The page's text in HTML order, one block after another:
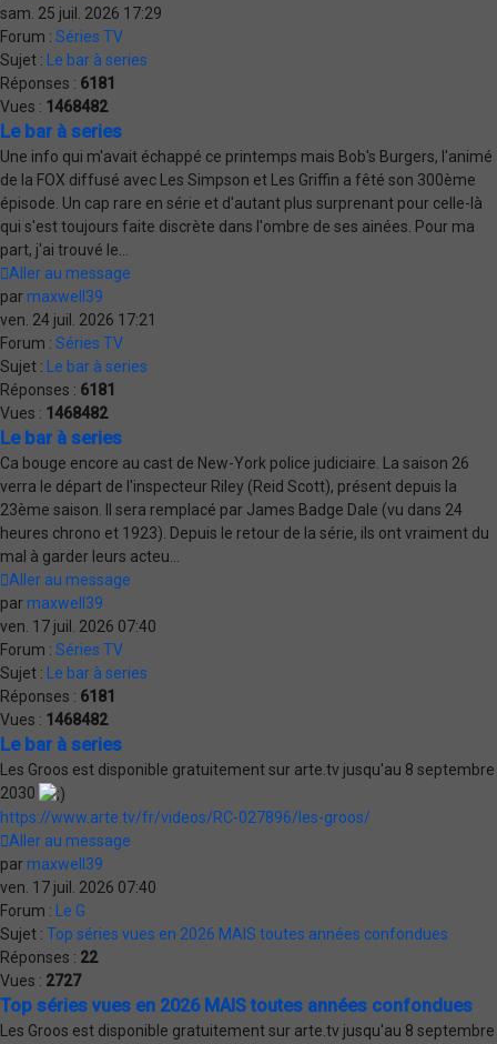
sam. 25 juil. 2026 17:29
Forum : Séries TV
Sujet :
Le bar à series
Réponses : 6181
Vues : 1468482
Le bar à series
Une info qui m'avait échappé ce printemps mais Bob's Burgers, l'animé
de la FOX diffusé avec Les Simpson et Les Griffin a fêté son 300ème
épisode. Un cap rare en série et d'autant plus surprenant pour celle-là
qui s'est toujours faite discrète dans l'ombre de ses ainées. Pour ma
part, j'ai trouvé le...
Aller au message
par maxwell39
ven. 24 juil. 2026 17:21
Forum : Séries TV
Sujet :
Le bar à series
Réponses : 6181
Vues : 1468482
Le bar à series
Ca bouge encore au cast de New-York police judiciaire. La saison 26
verra le départ de l'inspecteur Riley (Reid Scott), présent depuis la
23ème saison. Il sera remplacé par James Badge Dale (vu dans 24
heures chrono et 1923). Depuis le retour de la série, ils ont vraiment du
mal à garder leurs acteu...
Aller au message
par maxwell39
ven. 17 juil. 2026 07:40
Forum : Séries TV
Sujet :
Le bar à series
Réponses : 6181
Vues : 1468482
Le bar à series
Les Groos est disponible gratuitement sur arte.tv jusqu'au 8 septembre
2030
https://www.arte.tv/fr/videos/RC-027896/les-groos/
Aller au message
par maxwell39
ven. 17 juil. 2026 07:40
Forum :
Le G
Sujet : Top séries vues en 2026 MAIS toutes années confondues
Réponses : 22
Vues : 2727
Top séries vues en 2026 MAIS toutes années confondues
Les Groos est disponible gratuitement sur arte.tv jusqu'au 8 septembre